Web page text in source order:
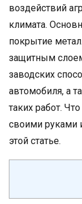
воздействий
климата.
покрытие
защитным
заводских
автомобиля, а
таких работ.
своими руками
этой статье.